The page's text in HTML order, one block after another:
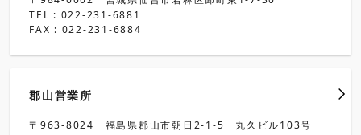
TEL : 022-231-6881
FAX : 022-231-6884
郡山営業所
〒963-8024 福島県郡山市朝日2-1-5 丸久ビル103号